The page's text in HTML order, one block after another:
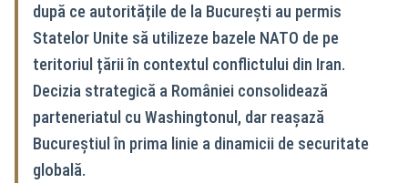
după ce autoritățile de la București au permis
Statelor Unite să utilizeze bazele NATO de pe
teritoriul țării în contextul conflictului din Iran.
Decizia strategică a României consolidează
parteneriatul cu Washingtonul, dar reașază
Bucureștiul în prima linie a dinamicii de securitate
globală.